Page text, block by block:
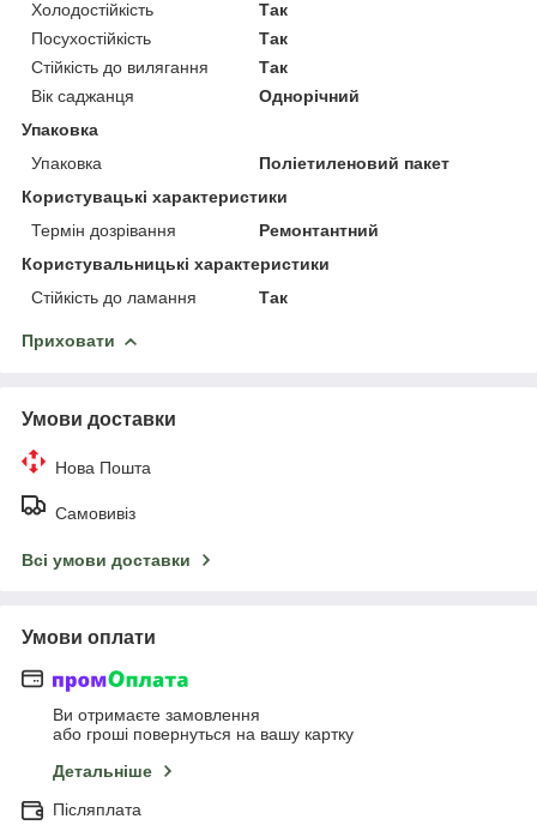
Холодостійкість
Так
Посухостійкість
Так
Стійкість до вилягання
Так
Вік саджанця
Однорічний
Упаковка
Упаковка
Поліетиленовий пакет
Користувацькi характеристики
Термін дозрівання
Ремонтантний
Користувальницькі характеристики
Стійкість до ламання
Так
Приховати
Умови доставки
Нова Пошта
Самовивіз
Всі умови доставки
Умови оплати
Ви отримаєте замовлення
або гроші повернуться на вашу картку
Детальніше
Післяплата